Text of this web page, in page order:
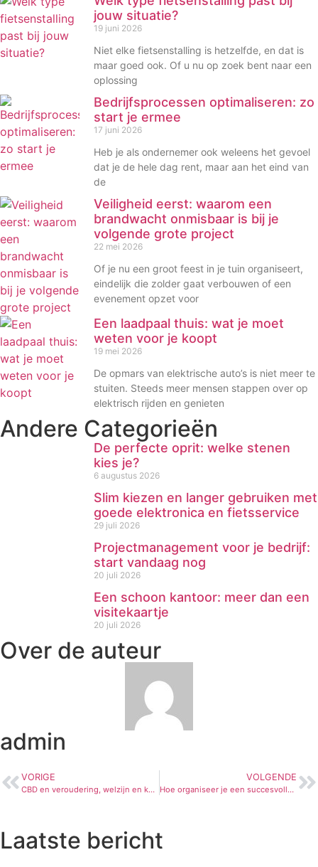
jouw situatie?
19 juni 2026
Niet elke fietsenstalling is hetzelfde, en dat is
maar goed ook. Of u nu op zoek bent naar een
oplossing
Bedrijfsprocessen optimaliseren: zo
start je ermee
17 juni 2026
Heb je als ondernemer ook weleens het gevoel
dat je de hele dag rent, maar aan het eind van
de
Veiligheid eerst: waarom een
brandwacht onmisbaar is bij je
volgende grote project
22 mei 2026
Of je nu een groot feest in je tuin organiseert,
eindelijk die zolder gaat verbouwen of een
evenement opzet voor
Een laadpaal thuis: wat je moet
weten voor je koopt
19 mei 2026
De opmars van elektrische auto’s is niet meer te
stuiten. Steeds meer mensen stappen over op
elektrisch rijden en genieten
Andere Categorieën
De perfecte oprit: welke stenen
kies je?
6 augustus 2026
Slim kiezen en langer gebruiken met
goede elektronica en fietsservice
29 juli 2026
Projectmanagement voor je bedrijf:
start vandaag nog
20 juli 2026
Een schoon kantoor: meer dan een
visitekaartje
20 juli 2026
Over de auteur
admin
VORIGE
CBD en veroudering, welzijn en kwaliteit van leven voor senioren
VOLGENDE
Hoe organiseer je een succesvolle vergader-overnachting?
Laatste bericht